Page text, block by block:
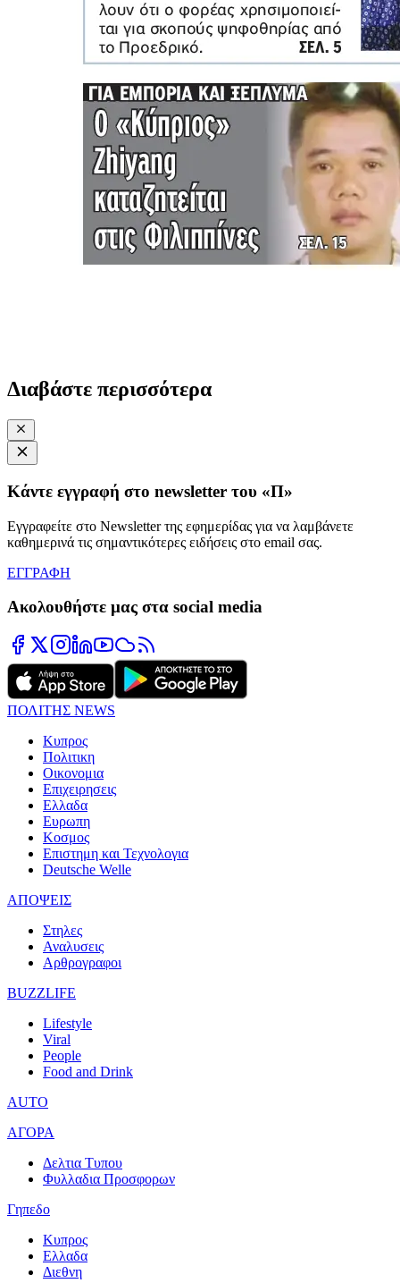
Διαβάστε περισσότερα
Κάντε εγγραφή στο newsletter του «Π»
Εγγραφείτε στο Newsletter της εφημερίδας για να λαμβάνετε
καθημερινά τις σημαντικότερες ειδήσεις στο email σας.
ΕΓΓΡΑΦΗ
Ακολουθήστε μας στα social media
ΠΟΛΙΤΗΣ NEWS
Κυπρος
Πολιτικη
Οικονομια
Επιχειρησεις
Ελλαδα
Ευρωπη
Κοσμος
Επιστημη και Τεχνολογια
Deutsche Welle
ΑΠΟΨΕΙΣ
Στηλες
Αναλυσεις
Αρθρογραφοι
BUZZLIFE
Lifestyle
Viral
People
Food and Drink
AUTO
ΑΓΟΡΑ
Δελτια Τυπου
Φυλλαδια Προσφορων
Γηπεδο
Κυπρος
Ελλαδα
Διεθνη